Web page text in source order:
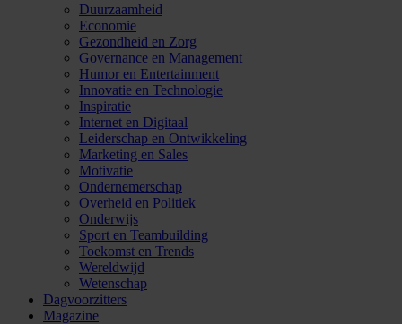
Duurzaamheid
Economie
Gezondheid en Zorg
Governance en Management
Humor en Entertainment
Innovatie en Technologie
Inspiratie
Internet en Digitaal
Leiderschap en Ontwikkeling
Marketing en Sales
Motivatie
Ondernemerschap
Overheid en Politiek
Onderwijs
Sport en Teambuilding
Toekomst en Trends
Wereldwijd
Wetenschap
Dagvoorzitters
Magazine